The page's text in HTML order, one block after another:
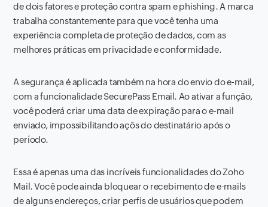
de dois fatores e proteção contra spam e phishing. A marca
trabalha constantemente para que você tenha uma
experiência completa de proteção de dados, com as
melhores práticas em privacidade e conformidade.
A segurança é aplicada também na hora do envio do e-mail,
com a funcionalidade SecurePass Email. Ao ativar a função,
você poderá criar uma data de expiração para o e-mail
enviado, impossibilitando açõs do destinatário após o
período.
Essa é apenas uma das incríveis funcionalidades do Zoho
Mail. Você pode ainda bloquear o recebimento de e-mails
de alguns endereços, criar perfis de usuários que podem